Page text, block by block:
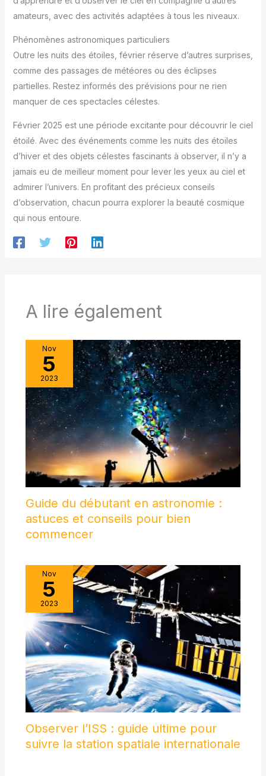
permet de capturer et de
partager des images de la
un pouvoir de résolution
théorique de 42 mm (limite de
Dawes) et 50 mm (critère de
Rayleigh), ainsi qu'une
magnitude limite de 11,7, le
système optique offre
une astrophotographie
d'image de 162 lignes/mm
garantit des prises de vue
nettes, faisant de ce
introduction à l'astronomie
amateurs, avec des activités adaptées à tous les niveaux.
Phénomènes astronomiques particuliers
Outre les nuits des étoiles, février réserve d’autres surprises,
comme des passages de météores ou des éclipses
partielles. Restez informés des prévisions pour ne rien
manquer de ces spectacles célestes.
Février 2025 est une période excitante pour découvrir le ciel
étoilé. Avec des événements comme les nuits des étoiles
d’hiver et des objets célestes fascinants à observer, il n’y a
jamais eu de meilleur moment pour lever les yeux au ciel et
admirer l’univers. En profitant des précieux conseils
d’observation, chacun pourra explorer la beauté cosmique
qui nous entoure.
A lire également
Nov
5
2023
Guide du débutant en astronomie :
astuces et conseils pour bien
commencer
Nov
5
2023
Observer l’ISS : guide ultime pour
suivre la station spatiale internationale